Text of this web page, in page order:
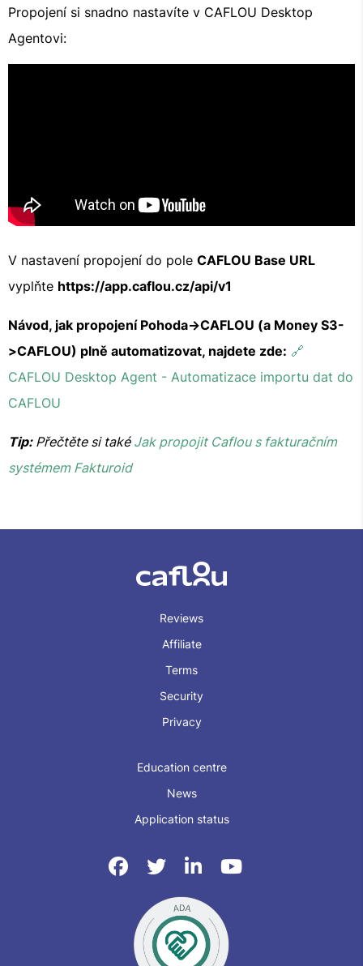
Propojení si snadno nastavíte v CAFLOU Desktop
Agentovi:
V nastavení propojení do pole CAFLOU Base URL
vyplňte https://app.caflou.cz/api/v1
Návod, jak propojení Pohoda->CAFLOU (a Money S3-
>CAFLOU) plně automatizovat, najdete zde: 🔗
CAFLOU Desktop Agent - Automatizace importu dat do
CAFLOU
Tip:Přečtěte si také Jak propojit Caflou s fakturačním
systémem Fakturoid
Reviews
Affiliate
Terms
Security
Privacy
Education centre
News
Application status